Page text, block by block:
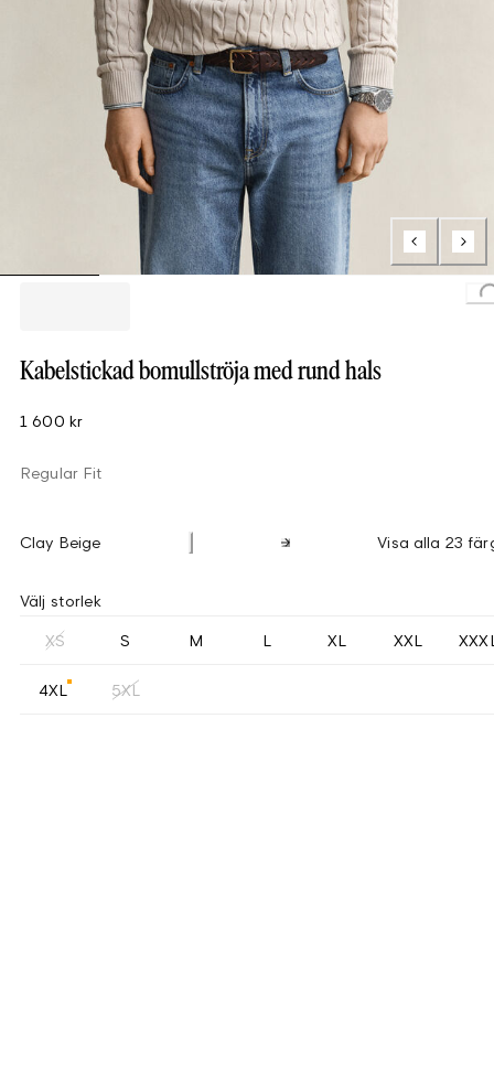
Kabelstickad bomullströja med rund hals
1 600 kr
Regular Fit
Clay Beige Visa alla 23
Välj storlek
XS S M L XL XXL
4XL 5XL